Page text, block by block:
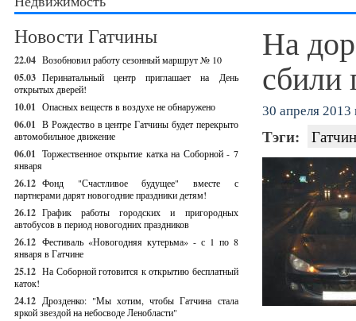
Новости Гатчины
22.04 Возобновил работу сезонный маршрут № 10
05.03 Перинатальный центр приглашает на День
открытых дверей!
10.01 Опасных веществ в воздухе не обнаружено
06.01 В Рождество в центре Гатчины будет перекрыто
автомобильное движение
06.01 Торжественное открытие катка на Соборной - 7
января
26.12 Фонд "Счастливое будущее" вместе с
партнерами дарят новогодние праздники детям!
26.12 График работы городских и пригородных
автобусов в период новогодних праздников
26.12 Фестиваль «Новогодняя кутерьма» - с 1 по 8
января в Гатчине
25.12 На Соборной готовится к открытию бесплатный
каток!
24.12 Дрозденко: "Мы хотим, чтобы Гатчина стала
яркой звездой на небосводе Ленобласти"
На
сбили
30 апреля 2013
Тэги: